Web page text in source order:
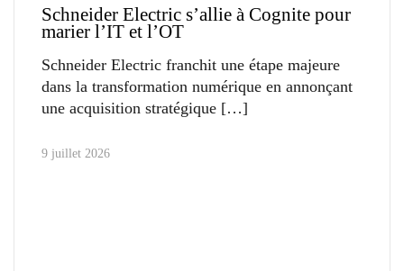
Schneider Electric s’allie à Cognite pour
marier l’IT et l’OT
Schneider Electric franchit une étape majeure
dans la transformation numérique en annonçant
une acquisition stratégique
9 juillet 2026